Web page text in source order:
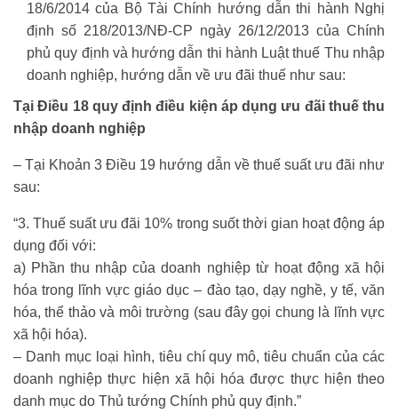
18/6/2014 của Bộ Tài Chính hướng dẫn thi hành Nghị
định số 218/2013/NĐ-CP ngày 26/12/2013 của Chính
phủ quy định và hướng dẫn thi hành Luật thuế Thu nhập
doanh nghiệp, hướng dẫn về ưu đãi thuế như sau:
Tại Điều 18 quy định điều kiện áp dụng ưu đãi thuế thu
nhập doanh nghiệp
– Tại Khoản 3 Điều 19 hướng dẫn về thuế suất ưu đãi như
sau:
“3. Thuế suất ưu đãi 10% trong suốt thời gian hoạt động áp
dụng đối với:
a) Phần thu nhập của doanh nghiệp từ hoạt động xã hội
hóa trong lĩnh vực giáo dục – đào tạo, dạy nghề, y tế, văn
hóa, thể thảo và môi trường (sau đây gọi chung là lĩnh vực
xã hội hóa).
– Danh mục loại hình, tiêu chí quy mô, tiêu chuẩn của các
doanh nghiệp thực hiện xã hội hóa được thực hiện theo
danh mục do Thủ tướng Chính phủ quy định.”